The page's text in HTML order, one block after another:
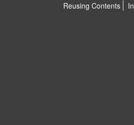
Reusing Contents